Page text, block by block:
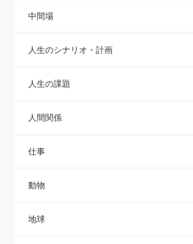
中間場
人生のシナリオ・計画
人生の課題
人間関係
仕事
動物
地球